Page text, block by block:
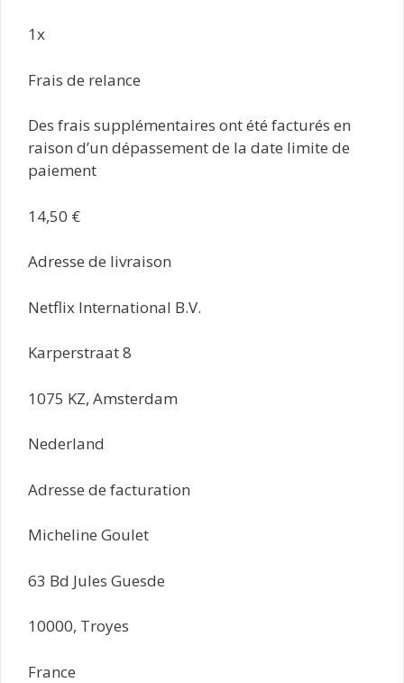
1x
Frais de relance
Des frais supplémentaires ont été facturés en
raison d’un dépassement de la date limite de
paiement
14,50 €
Adresse de livraison
Netflix International B.V.
Karperstraat 8
1075 KZ, Amsterdam
Nederland
Adresse de facturation
Micheline Goulet
63 Bd Jules Guesde
10000, Troyes
France